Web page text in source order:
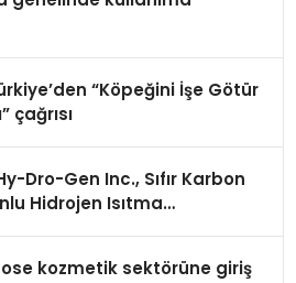
“Köpeğini İşe Götür
çağrısı
Dro-Gen Inc., Sıfır Karbon
Hidrojen Isıtma
kozmetik sektörüne giriş